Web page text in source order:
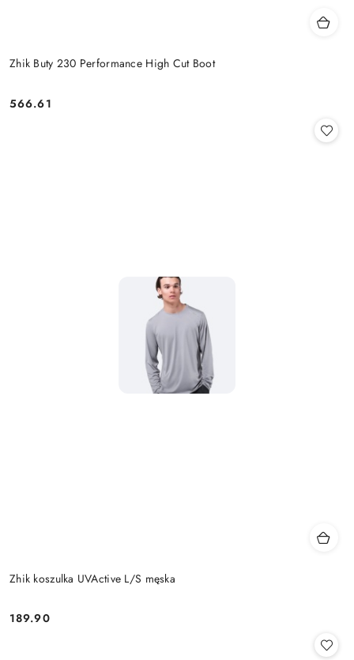
Zhik Buty 230 Performance High Cut Boot
Cena:
566.61
Zhik koszulka UVActive L/S męska
Cena:
189.90